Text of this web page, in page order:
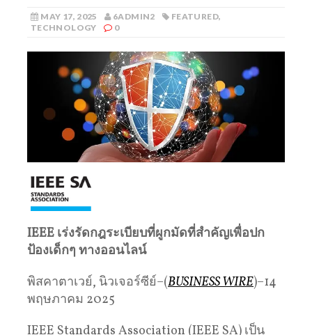
MAY 17, 2025 6ADMIN2 FEATURED,
TECHNOLOGY
0
IEEE เร่งรัดกฎระเบียบที่ผูกมัดที่สำคัญเพื่อปก
ป้องเด็กๆ ทางออนไลน์
พิสคาตาเวย์, นิวเจอร์ซีย์–(BUSINESS WIRE)–14
พฤษภาคม 2025
IEEE Standards Association (IEEE SA) เป็น